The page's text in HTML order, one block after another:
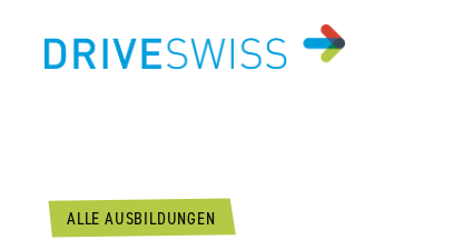
ALLE AUSBILDUNGEN